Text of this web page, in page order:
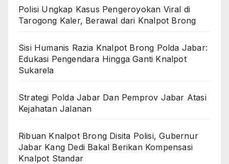
Polisi Ungkap Kasus Pengeroyokan Viral di
Tarogong Kaler, Berawal dari Knalpot Brong
Sisi Humanis Razia Knalpot Brong Polda Jabar:
Edukasi Pengendara Hingga Ganti Knalpot
Sukarela
Strategi Polda Jabar Dan Pemprov Jabar Atasi
Kejahatan Jalanan
Ribuan Knalpot Brong Disita Polisi, Gubernur
Jabar Kang Dedi Bakal Berikan Kompensasi
Knalpot Standar